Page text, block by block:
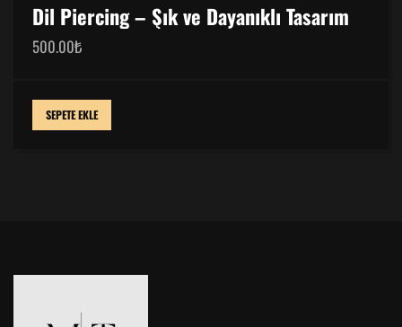
Dil Piercing – Şık ve Dayanıklı Tasarım
500.00₺
SEPETE EKLE